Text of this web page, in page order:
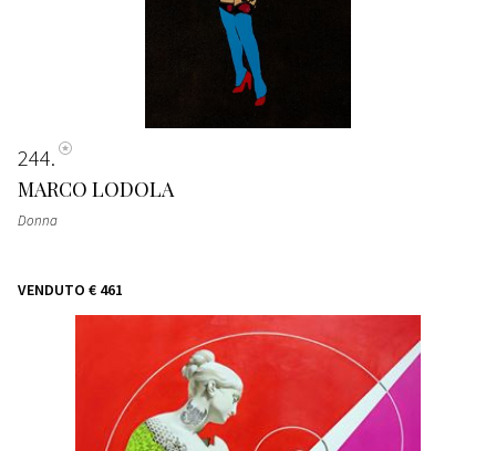
244
MARCO LODOLA
Donna
VENDUTO € 461